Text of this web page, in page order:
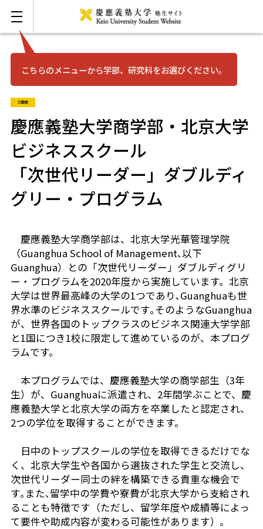
こちらのメニューから学部、研究科をお選びください。
お問い合わせ English
三田
日吉
湘南藤沢
信濃町
芝共立
三田商
慶應義塾大学商学部・北京大学
ビジネススクール
「次世代リーダー」ダブルディ
グリー・プログラム
慶應義塾大学商学部は、北京大学光華管理学院
（Guanghua School of Management､以下
Guanghua）との「次世代リーダー」ダブルディグリ
ー・プログラムを2020年度から実施しています。北京
大学は世界最高峰の大学の1つであり､Guanghuaも世
界水準のビジネススクールです｡そのようなGuanghua
が、世界各国のトップクラスのビジネス関連大学学部
と1国につき1校に限定して進めているのが、本プログ
ラムです。
本プログラムでは、慶應義塾大学の商学部生（3年
生）が、Guanghuaに派遣され、2年間学ぶことで、慶
應義塾大学と北京大学の両方を卒業したと認定され、
2つの学位を取得することができます。
日中のトップスクールの学位を取得できるだけでな
く、北京大学生や各国から選抜された学生と交流し、
次世代リーダー同士の絆を構築できる貴重な機会で
す｡また､留学中の学費や寮費が北京大学から支給され
ることも特徴です（ただし、留学年度や成績等によっ
て要件や助成内容が変わる可能性があります）｡